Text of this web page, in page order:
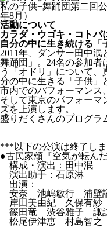
私の子供=舞踊団第二回
年8月）
活動について
カラダ・ウゴキ・コトバ
自分の中に生き続ける「
2011年、ダンサー田中
舞踊団」。24名の参加者
う「オドリ」について、
分の中に生きる「子供」
市内でのパフォーマンス
そして東京のパフォーマ
ズを上演します。
盛りだくさんのプログラ
***以下の公演は終了し
●古民家頌『空気が転んだ
構成・演出：田中泯
演出助手：石原淋
出演：
安奈 池嶋敏行 浦壁
岸田美由紀 久保有
篠田竜 渋谷雅子 諏
松尾伊津恵 村島智之